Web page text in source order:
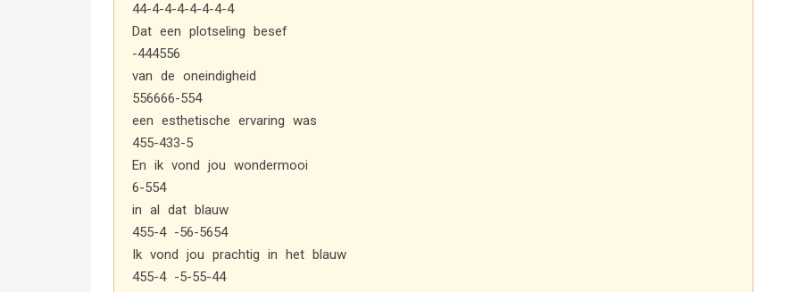
44-4-4-4-4-4-4-4
Dat een plotseling besef
-444556
van de oneindigheid
556666-554
een esthetische ervaring was
455-433-5
En ik vond jou wondermooi
6-554
in al dat blauw
455-4 -56-5654
Ik vond jou prachtig in het blauw
455-4 -5-55-44